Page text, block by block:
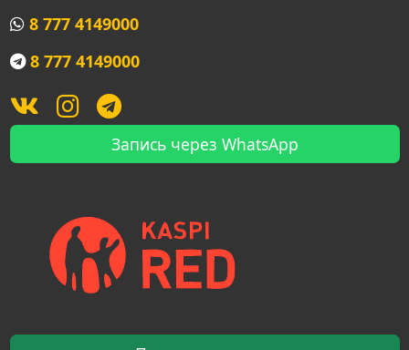
8 777 4149000
8 777 4149000
Запись через WhatsApp